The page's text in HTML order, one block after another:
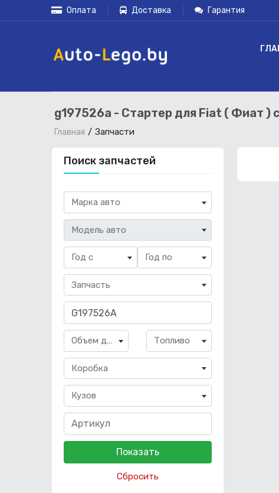
Оплата Доставка Гарантия
g197526a - Стартер для Fiat ( Фиат )
Главная Запчасти
Поиск запчастей
Марка авто
Модель авто
Год с Год по
Запчасть
Объем двигателя Топливо
Коробка
Кузов
Сбросить